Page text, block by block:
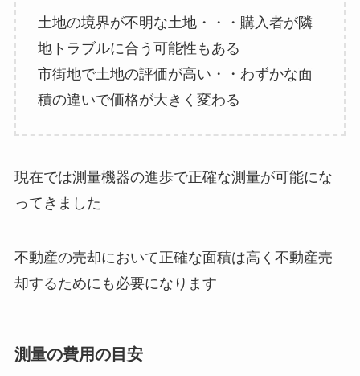
土地の境界が不明な土地・・・購入者が隣
地トラブルに合う可能性もある
市街地で土地の評価が高い・・わずかな面
積の違いで価格が大きく変わる
現在では測量機器の進歩で正確な測量が可能にな
ってきました
不動産の売却において正確な面積は高く不動産売
却するためにも必要になります
測量の費用の目安